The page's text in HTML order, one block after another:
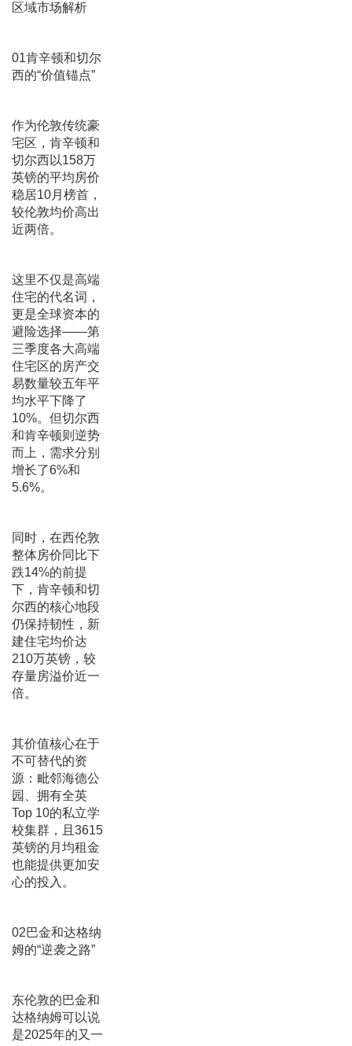
区域市场解析
01肯辛顿和切尔
西的“价值锚点”
作为伦敦传统豪
宅区，肯辛顿和
切尔西以158万
英镑的平均房价
稳居10月榜首，
较伦敦均价高出
近两倍。
这里不仅是高端
住宅的代名词，
更是全球资本的
避险选择——第
三季度各大高端
住宅区的房产交
易数量较五年平
均水平下降了
10%。但切尔西
和肯辛顿则逆势
而上，需求分别
增长了6%和
5.6%。
同时，在西伦敦
整体房价同比下
跌14%的前提
下，肯辛顿和切
尔西的核心地段
仍保持韧性，新
建住宅均价达
210万英镑，较
存量房溢价近一
倍。
其价值核心在于
不可替代的资
源：毗邻海德公
园、拥有全英
Top 10的私立学
校集群，且3615
英镑的月均租金
也能提供更加安
心的投入。
02巴金和达格纳
姆的“逆袭之路”
东伦敦的巴金和
达格纳姆可以说
是2025年的又一